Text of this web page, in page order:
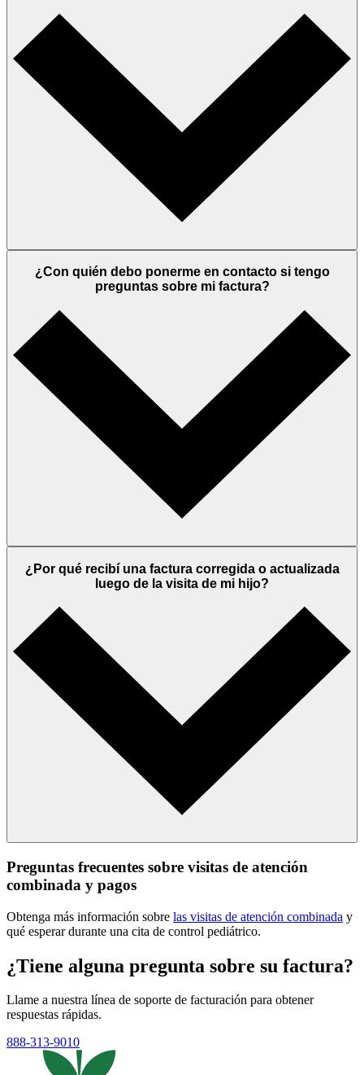
¿Con quién debo ponerme en contacto si tengo
preguntas sobre mi factura?
¿Por qué recibí una factura corregida o actualizada
luego de la visita de mi hijo?
Preguntas frecuentes sobre visitas de atención
combinada y pagos
Obtenga más información sobre las visitas de atención combinada y
qué esperar durante una cita de control pediátrico.
¿Tiene alguna pregunta sobre su factura?
Llame a nuestra línea de soporte de facturación para obtener
respuestas rápidas.
888-313-9010